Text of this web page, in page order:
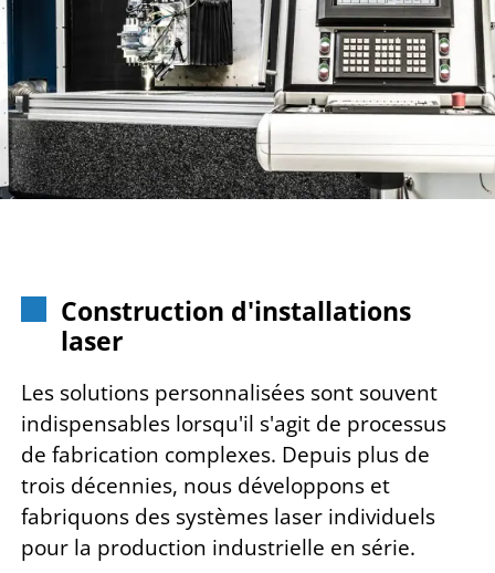
Construction d'installations
laser
Les solutions personnalisées sont souvent
indispensables lorsqu'il s'agit de processus
de fabrication complexes. Depuis plus de
trois décennies, nous développons et
fabriquons des systèmes laser individuels
pour la production industrielle en série.